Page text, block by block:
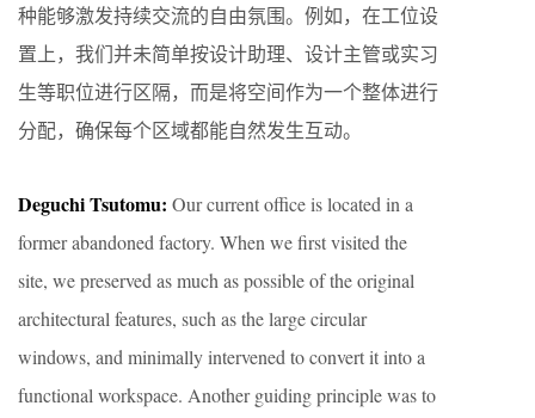
种能够激发持续交流的自由氛围。例如，在工位设
置上，我们并未简单按设计助理、设计主管或实习
生等职位进行区隔，而是将空间作为一个整体进行
分配，确保每个区域都能自然发生互动。
Deguchi Tsutomu: Our current office is located in a
former abandoned factory. When we first visited the
site, we preserved as much as possible of the original
architectural features, such as the large circular
windows, and minimally intervened to convert it into a
functional workspace. Another guiding principle was to